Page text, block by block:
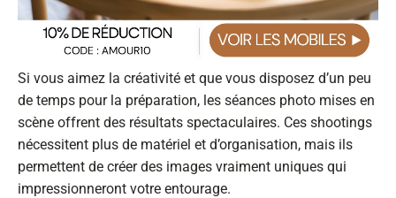
Si vous aimez la créativité et que vous disposez d’un peu
de temps pour la préparation, les séances photo mises en
scène offrent des résultats spectaculaires. Ces shootings
nécessitent plus de matériel et d’organisation, mais ils
permettent de créer des images vraiment uniques qui
impressionneront votre entourage.